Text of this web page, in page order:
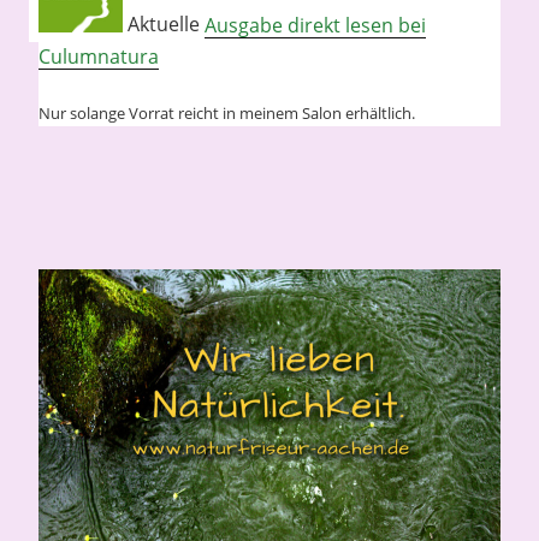
AktuelleAusgabe direkt lesen bei
Culumnatura
Nur solange Vorrat reicht in meinem Salon erhältlich.